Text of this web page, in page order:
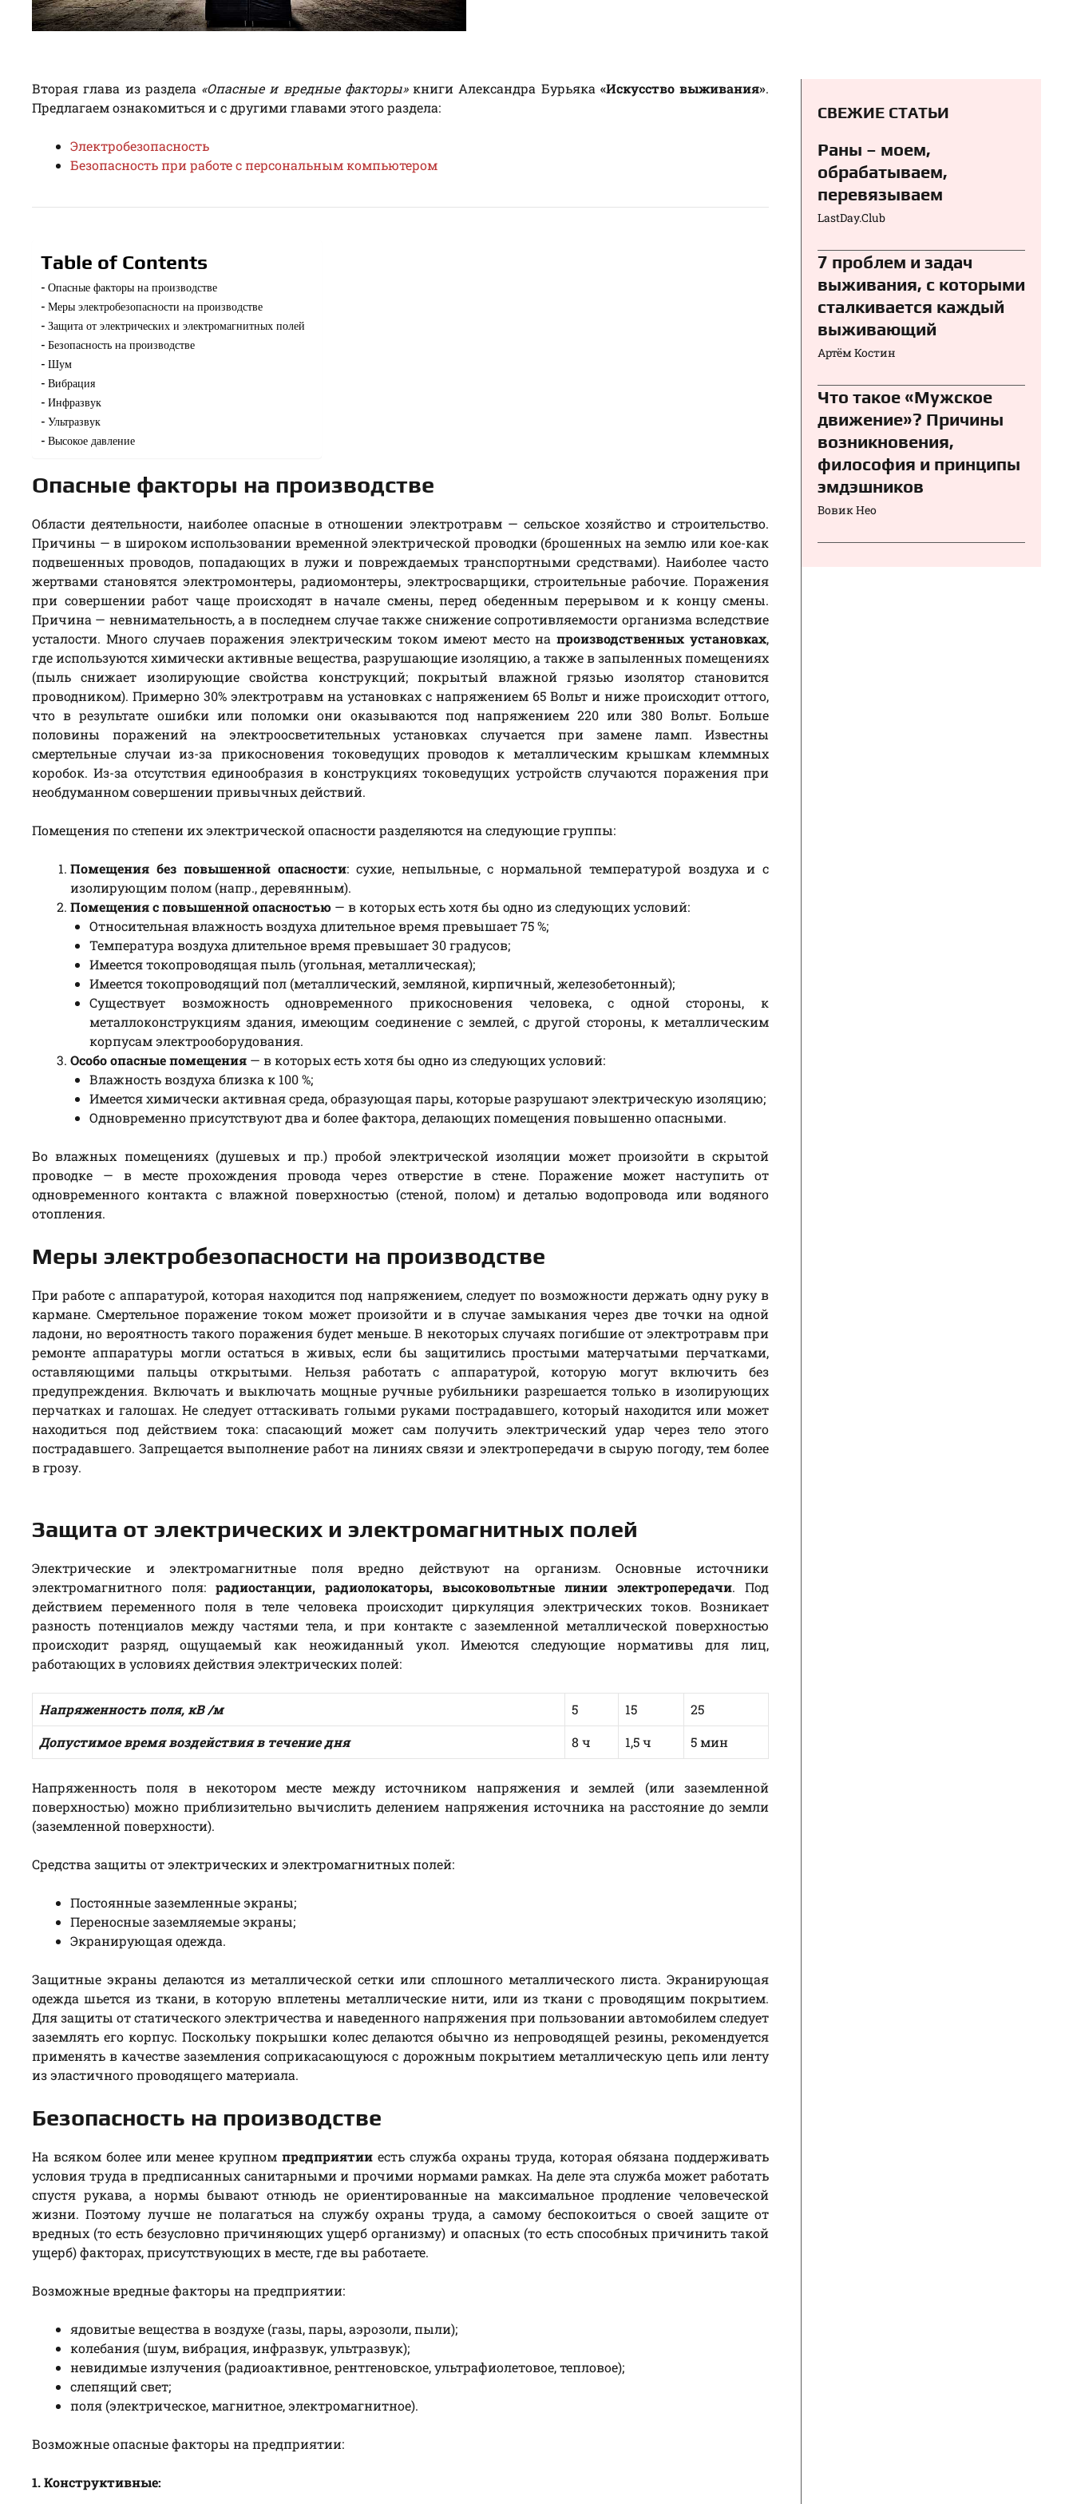
Вторая глава из раздела «Опасные и вредные факторы»книги Александра Бурьяка «Искусство выживания».
Предлагаем ознакомиться и с другими главами этого раздела:
Электробезопасность
Безопасность при работе с персональным компьютером
Table of Contents
Опасные факторы на производстве
Меры электробезопасности на производстве
Защита от электрических и электромагнитных полей
Безопасность на производстве
Шум
Вибрация
Инфразвук
Ультразвук
Высокое давление
Опасные факторы на производстве
Области деятельности, наиболее опасные в отношении электротравм — сельское хозяйство и строительство.
Причины — в широком использовании временной электрической проводки (брошенных на землю или кое-как
подвешенных проводов, попадающих в лужи и повреждаемых транспортными средствами). Наиболее часто
жертвами становятся электромонтеры, радиомонтеры, электросварщики, строительные рабочие. Поражения
при совершении работ чаще происходят в начале смены, перед обеденным перерывом и к концу смены.
Причина — невнимательность, а в последнем случае также снижение сопротивляемости организма вследствие
усталости. Много случаев поражения электрическим током имеют место напроизводственных установках,
где используются химически активные вещества, разрушающие изоляцию, а также в запыленных помещениях
(пыль снижает изолирующие свойства конструкций; покрытый влажной грязью изолятор становится
проводником). Примерно 30% электротравм на установках с напряжением 65 Вольт и ниже происходит оттого,
что в результате ошибки или поломки они оказываются под напряжением 220 или 380 Вольт. Больше
половины поражений на электроосветительных установках случается при замене ламп. Известны
смертельные случаи из-за прикосновения токоведущих проводов к металлическим крышкам клеммных
коробок. Из-за отсутствия единообразия в конструкциях токоведущих устройств случаются поражения при
необдуманном совершении привычных действий.
Помещения по степени их электрической опасности разделяются на следующие группы:
Помещения без повышенной опасности: сухие, непыльные, с нормальной температурой воздуха и с
изолирующим полом (напр., деревянным).
Помещения с повышенной опасностью — в которых есть хотя бы одно из следующих условий:
Относительная влажность воздуха длительное время превышает 75 %;
Температура воздуха длительное время превышает 30 градусов;
Имеется токопроводящая пыль (угольная, металлическая);
Имеется токопроводящий пол (металлический, земляной, кирпичный, железобетонный);
Существует возможность одновременного прикосновения человека, с одной стороны, к
металлоконструкциям здания, имеющим соединение с землей, с другой стороны, к металлическим
корпусам электрооборудования.
Особо опасные помещения — в которых есть хотя бы одно из следующих условий:
Влажность воздуха близка к 100 %;
Имеется химически активная среда, образующая пары, которые разрушают электрическую изоляцию;
Одновременно присутствуют два и более фактора, делающих помещения повышенно опасными.
Во влажных помещениях (душевых и пр.) пробой электрической изоляции может произойти в скрытой
проводке — в месте прохождения провода через отверстие в стене. Поражение может наступить от
одновременного контакта с влажной поверхностью (стеной, полом) и деталью водопровода или водяного
отопления.
Меры электробезопасности на производстве
При работе с аппаратурой, которая находится под напряжением, следует по возможности держать одну руку в
кармане. Смертельное поражение током может произойти и в случае замыкания через две точки на одной
ладони, но вероятность такого поражения будет меньше. В некоторых случаях погибшие от электротравм при
ремонте аппаратуры могли остаться в живых, если бы защитились простыми матерчатыми перчатками,
оставляющими пальцы открытыми. Нельзя работать с аппаратурой, которую могут включить без
предупреждения. Включать и выключать мощные ручные рубильники разрешается только в изолирующих
перчатках и галошах. Не следует оттаскивать голыми руками пострадавшего, который находится или может
находиться под действием тока: спасающий может сам получить электрический удар через тело этого
пострадавшего. Запрещается выполнение работ на линиях связи и электропередачи в сырую погоду, тем более
в грозу.
Защита от электрических и электромагнитных полей
Электрические и электромагнитные поля вредно действуют на организм. Основные источники
электромагнитного поля: радиостанции, радиолокаторы, высоковольтные линии электропередачи. Под
действием переменного поля в теле человека происходит циркуляция электрических токов. Возникает
разность потенциалов между частями тела, и при контакте с заземленной металлической поверхностью
происходит разряд, ощущаемый как неожиданный укол. Имеются следующие нормативы для лиц,
работающих в условиях действия электрических полей:
Напряженность поля, кВ /м 5 15
25
Допустимое время воздействия в течение дня
8 ч 1,5 ч 5 мин
Напряженность поля в некотором месте между источником напряжения и землей (или заземленной
поверхностью) можно приблизительно вычислить делением напряжения источника на расстояние до земли
(заземленной поверхности).
Средства защиты от электрических и электромагнитных полей:
Постоянные заземленные экраны;
Переносные заземляемые экраны;
Экранирующая одежда.
Защитные экраны делаются из металлической сетки или сплошного металлического листа. Экранирующая
одежда шьется из ткани, в которую вплетены металлические нити, или из ткани с проводящим покрытием.
Для защиты от статического электричества и наведенного напряжения при пользовании автомобилем следует
заземлять его корпус. Поскольку покрышки колес делаются обычно из непроводящей резины, рекомендуется
применять в качестве заземления соприкасающуюся с дорожным покрытием металлическую цепь или ленту
из эластичного проводящего материала.
Безопасность на производстве
На всяком более или менее крупномпредприятии есть служба охраны труда, которая обязана поддерживать
условия труда в предписанных санитарными и прочими нормами рамках. На деле эта служба может работать
спустя рукава, а нормы бывают отнюдь не ориентированные на максимальное продление человеческой
жизни. Поэтому лучше не полагаться на службу охраны труда, а самому беспокоиться о своей защите от
вредных (то есть безусловно причиняющих ущерб организму) и опасных (то есть способных причинить такой
ущерб) факторах, присутствующих в месте, где вы работаете.
Возможные вредные факторы на предприятии:
ядовитые вещества в воздухе (газы, пары, аэрозоли, пыли);
колебания (шум, вибрация, инфразвук, ультразвук);
невидимые излучения (радиоактивное, рентгеновское, ультрафиолетовое, тепловое);
слепящий свет;
поля (электрическое, магнитное, электромагнитное).
Возможные опасные факторы на предприятии:
1. Конструктивные:
СВЕЖИЕ СТАТЬИ
Раны – моем,
обрабатываем,
перевязываем⁠⁠
LastDay.Club
7 проблем и задач
выживания, с которыми
сталкивается каждый
выживающий
Артём Костин
Что такое «Мужское
движение»? Причины
возникновения,
философия и принципы
эмдэшников
Вовик Нео